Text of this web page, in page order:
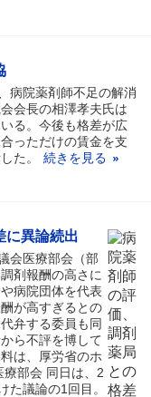
病院薬剤師不足の解消
会長の相澤孝夫氏は
る。今後も格差が広
っただけの賃金を支
た。
続きを見る
に異論続出
会医療部会（部
剤報酬の高さに
病院団体を代表
が高すぎるとの
弁する委員も同
ら不評を博して
は、厚労省のホ
部会 同日は、2
た議論の1回目。